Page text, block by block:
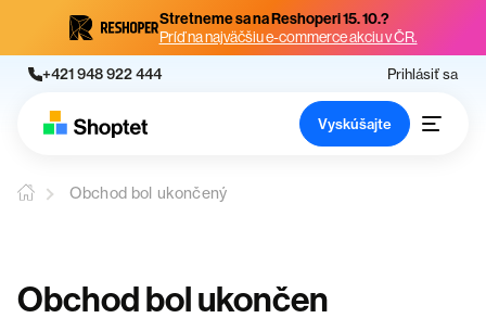
Stretneme sa na Reshoperi 15. 10.?
Príď na najväčšiu e-commerce akciu v ČR.
+421 948 922 444 Prihlásiť sa
Vyskúšajte
Obchod bol ukončený
Obchod bol ukončen